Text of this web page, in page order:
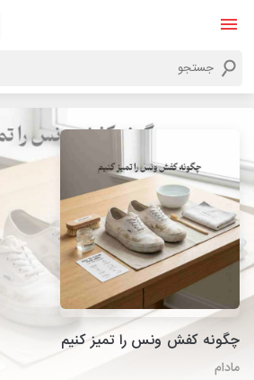
چگونه کفش ونس را تمیز کنیم
مادام